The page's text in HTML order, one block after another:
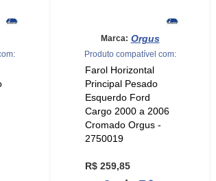
Principal Pesado
Esquerdo Ford
Cargo 2000 a 2006
Cromado Orgus -
2750019
R$ 259,85
ou2xde